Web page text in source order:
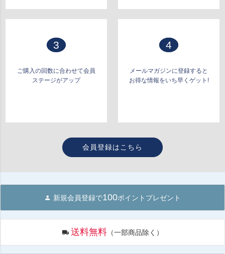
3
ご購入の回数に合わせて会員
ステージがアップ
4
メールマガジンに登録すると
お得な情報をいち早くゲット!
会員登録はこちら
新規会員登録で100ポイントプレゼント
送料無料 （一部商品除く）